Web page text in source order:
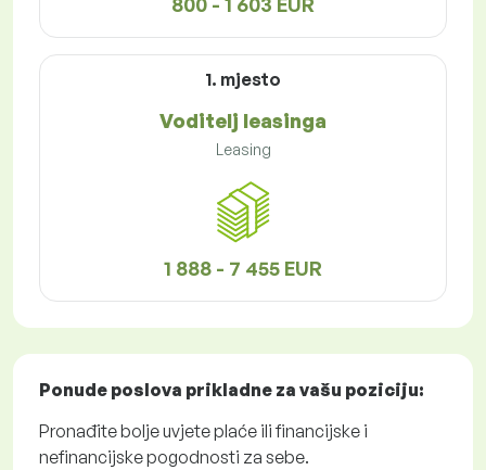
1. mjesto
Voditelj leasinga
Leasing
1 888 - 7 455 EUR
Ponude poslova prikladne za vašu poziciju:
Pronađite bolje uvjete plaće ili financijske i
nefinancijske pogodnosti za sebe.